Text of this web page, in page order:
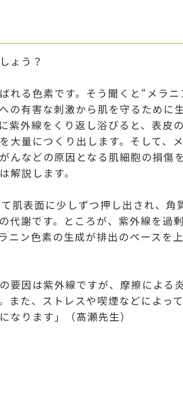
ょう？
れる色素です。そう聞くと“メラ
の有害な刺激から肌を守るために
紫外線をくり返し浴びると、表皮
大量につくり出します。そして、
んなどの原因となる肌細胞の損傷
解説します。
肌表面に少しずつ押し出され、角
代謝です。ところが、紫外線を過
ニン色素の生成が排出のペースを
要因は紫外線ですが、摩擦による
また、ストレスや喫煙などによっ
なります」（髙瀬先生）